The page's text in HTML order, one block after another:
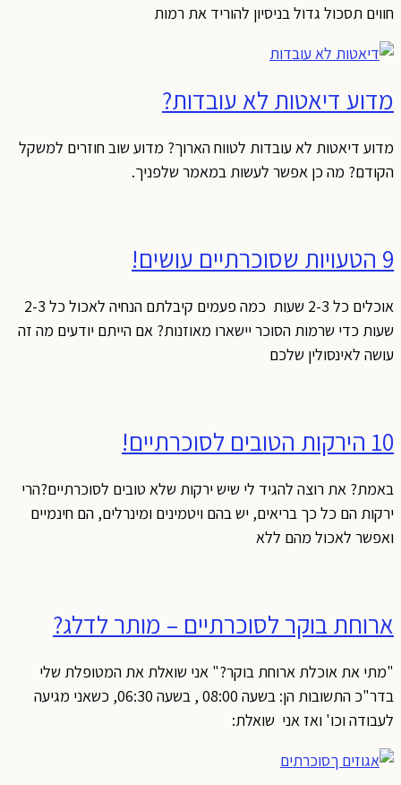
חווים תסכול גדול בניסיון להוריד את רמות
מדוע דיאטות לא עובדות?
מדוע דיאטות לא עובדות לטווח הארוך? מדוע שוב חוזרים למשקל
הקודם? מה כן אפשר לעשות במאמר שלפניך.
9 הטעויות שסוכרתיים עושים!
אוכלים כל 2-3 שעות כמה פעמים קיבלתם הנחיה לאכול כל 2-3
שעות כדי שרמות הסוכר יישארו מאוזנות? אם הייתם יודעים מה זה
עושה לאינסולין שלכם
10 הירקות הטובים לסוכרתיים!
באמת? את רוצה להגיד לי שיש ירקות שלא טובים לסוכרתיים?הרי
ירקות הם כל כך בריאים, יש בהם ויטמינים ומינרלים, הם חינמיים
ואפשר לאכול מהם ללא
ארוחת בוקר לסוכרתיים – מותר לדלג?
"מתי את אוכלת ארוחת בוקר?" אני שואלת את המטופלת שלי
בדר"כ התשובות הן: בשעה 08:00 , בשעה 06:30, כשאני מגיעה
לעבודה וכו' ואז אני שואלת: